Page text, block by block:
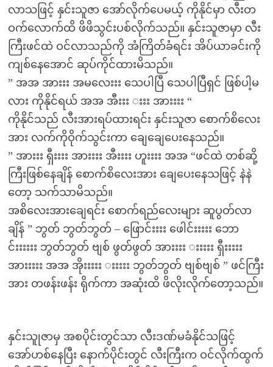
လာသဖြင့် နှင်းသူဇာ အော်လိုက်ပေမယ့် ကိုနိုင်မှာ လီးတ
ဝက်လောက်ထိ ဖိဖိသွင်းပစ်လိုက်သည်။ နှင်းသူဇာမှာ လီး
ကြီးဖင်ထဲ ဝင်လာသည်ကို အံကြိတ်ခံရင်း အိပ်ယာခင်းကို
ကျစ်နေအောင် ဆုပ်ကိုင်ထားမိသည်။
” အအ အားးး အမလေးးး သေပါပြီ သေပါပြီရှင် ဖြစ်ပါ့မ
လား ကိုနိုင်ရယ် အအ အီးးး းးး အားးးး “
ကိုနိုင်သည် လီးအားရပ်ထားရင်း နှင်းသူဇာ စောက်စိလေး
အား လက်ကိုဝိုက်သွင်းကာ ချေချေပေးနေသည်။
” အားးး ရှီးးးး အားးးး အီးးးး ဟူးးးး အအ “ဖင်ထဲ တစ်ဆို့
ကြီးဖြစ်နေချိန် စောက်စိလေးအား ချေပေးနေသဖြင့် နဲနဲ
တော့ သက်သာမိသည်။
အစိလေးအားချေရင်း စောက်ရည်လေးများ ဆူပွတ်လာ
ချိန် ” ဘွတ် ဘွတ်ဘွတ် – ဖြောင်းးးး ဖေါင်းးးးး ဘော
င်းးးးးး ဘွတ်ဘွတ် ဗျစ် ဖွတ်ဖွတ် အားးးး းးးးး ရှီးးးးး
အားးးးး အအ အိုးးးးး းးးးး ဘွတ်ဘွတ် ဗျစ်ဗျစ် ” ဖင်ကြီး
အား တဖန်းဖန်း ရိုက်ကာ အဆုံးထိ ဖိလိုးလိုက်တော့သည်။
နှင်းသူုဇာမှ အစပိုင်းတွင်သာ လီးဒဏ်မခံနိုင်သဖြင့်
အော်ဟစ်နေပြီး နောက်ပိုင်းတွင် လီးကြီးက ဝင်လိုက်ထွက်